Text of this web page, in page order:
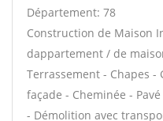
Département: 78
Construction de Maison
dappartement / de
Terrassement - Chapes -
façade - Cheminée -
- Démolition avec